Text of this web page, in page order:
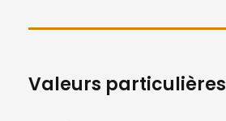
Valeurs particulières